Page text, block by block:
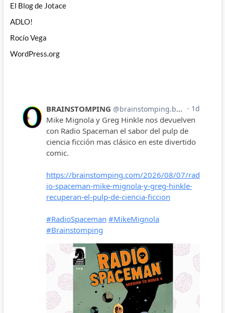
El Blog de Jotace
ADLO!
Rocío Vega
WordPress.org